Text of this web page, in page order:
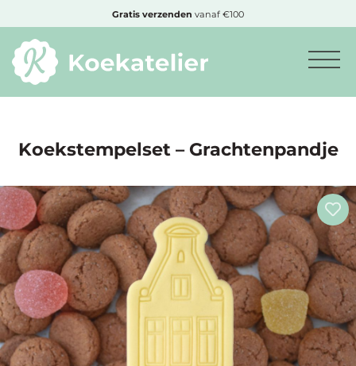
Minimum
Nieuwe
producten
Producten
op
soort
Producten
Gratis verzenden vanaf €100
Koekstempelset – Grachtenpandje